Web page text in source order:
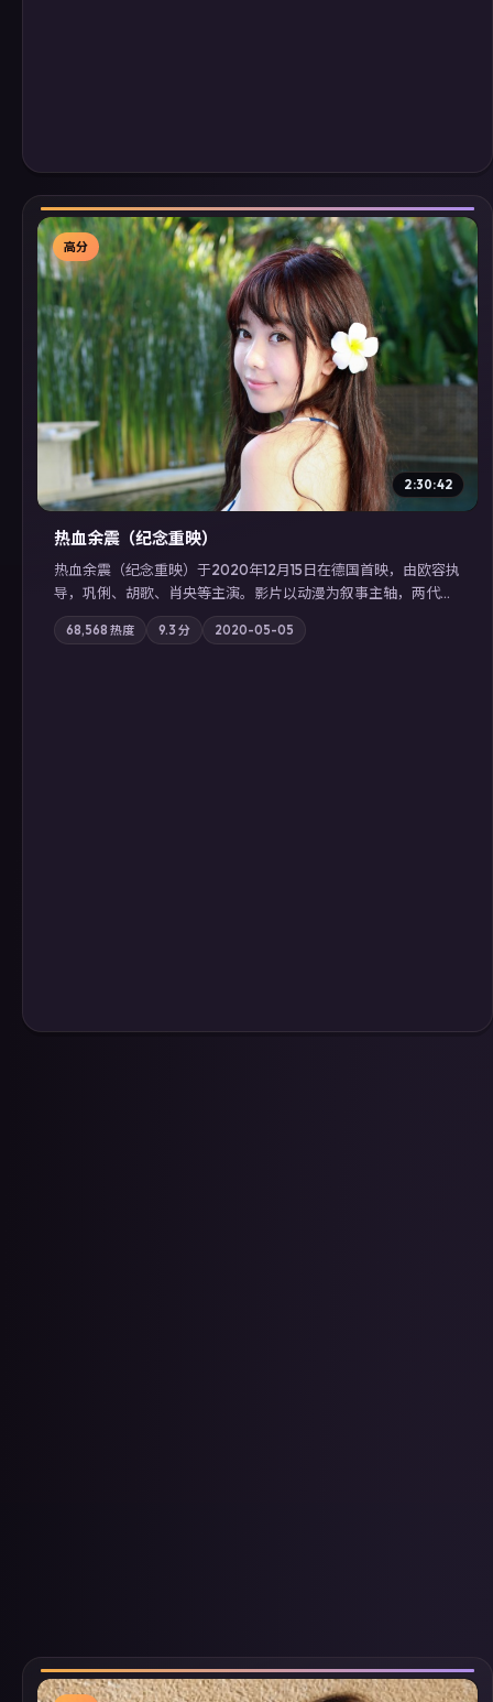
▶
高分
2:30:42
热血余震（纪念重映）
热血余震（纪念重映）于2020年12月15日在德国首映，由欧容执
导，巩俐、胡歌、肖央等主演。影片以动漫为叙事主轴，两代人
的执念在暴风雨夜正面相撞；摄影与配乐强化地域气质；站内亦
可通过「国产免费观看高清电视剧在线看」延展检索同类型高分
68,568 热度 9.3 分 2020-05-05